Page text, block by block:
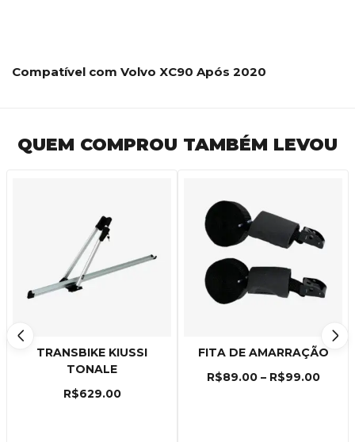
Compatível com Volvo XC90 Após 2020
QUEM COMPROU TAMBÉM LEVOU
TRANSBIKE KIUSSI
TONALE
R$629.00
FITA DE AMARRAÇÃO
R$89.00 – R$99.00